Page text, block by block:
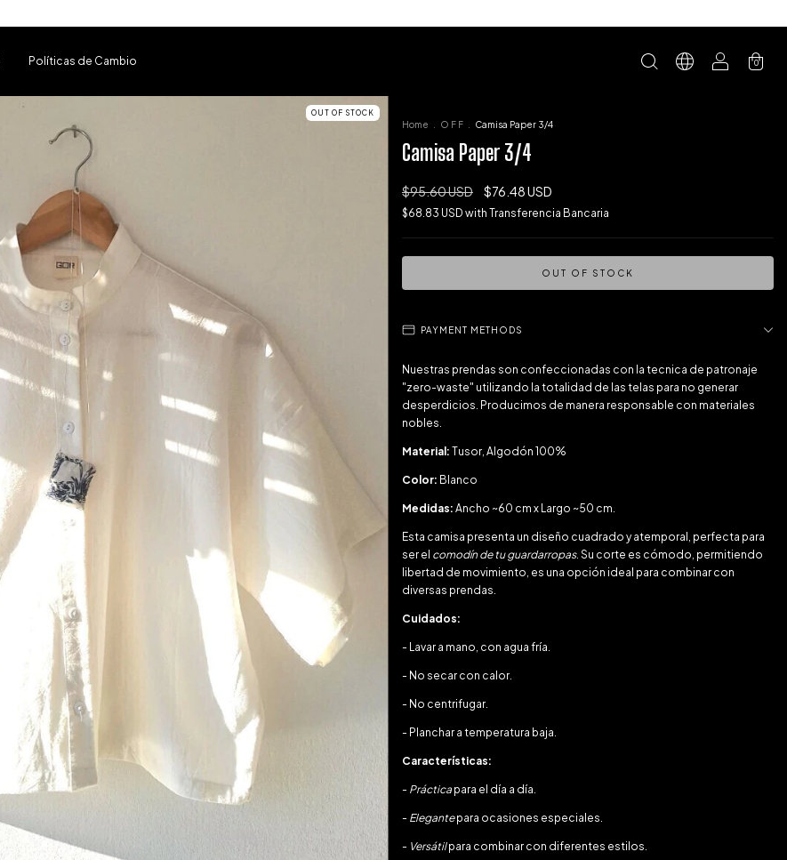
Políticas de Cambio 0
OUT OF STOCK
Home O F F Camisa Paper 3/4
Camisa Paper 3/4
$95.60 USD $76.48 USD
$68.83 USD with Transferencia Bancaria
PAYMENT METHODS
Nuestras prendas son confeccionadas con la tecnica de patronaje
"zero-waste" utilizando la totalidad de las telas para no generar
desperdicios. Producimos de manera responsable con materiales
nobles.
Material: Tusor, Algodón 100%
Color: Blanco
Medidas: Ancho ~60 cm x Largo ~50 cm.
Esta camisa presenta un diseño cuadrado y atemporal, perfecta para
ser el comodín de tu guardarropas. Su corte es cómodo, permitiendo
libertad de movimiento, es una opción ideal para combinar con
diversas prendas.
Cuidados:
- Lavar a mano, con agua fría.
- No secar con calor.
- No centrifugar.
- Planchar a temperatura baja.
Características:
- Práctica para el día a día.
- Elegantepara ocasiones especiales.
- Versátilpara combinar con diferentes estilos.